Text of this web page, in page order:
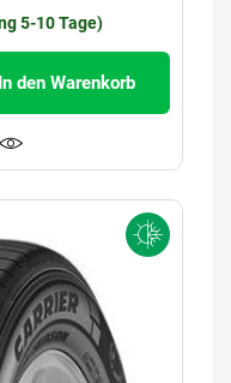
5-10 Tage)
In den Warenkorb